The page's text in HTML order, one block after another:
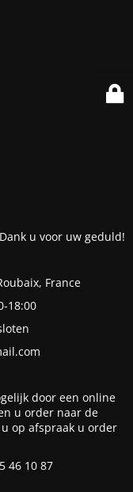
u voor uw geduld!
France
18:00
door een online
u order naar de
op afspraak u order
46 10 87